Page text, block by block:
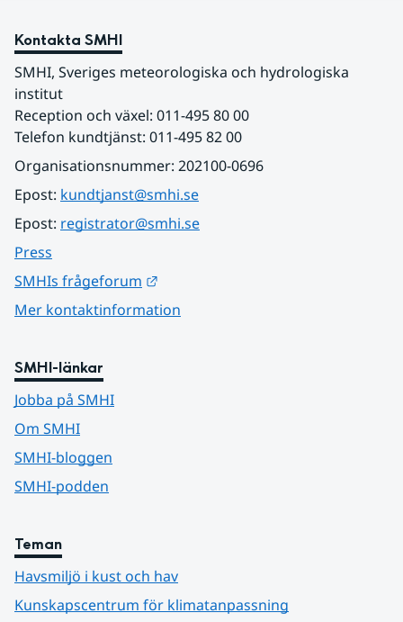
Kontakta SMHI
SMHI, Sveriges meteorologiska och hydrologiska
institut
Reception och växel: 011-495 80 00
Telefon kundtjänst: 011-495 82 00
Organisationsnummer: 202100-0696
Epost: kundtjanst@smhi.se
Epost: registrator@smhi.se
Press
SMHIs frågeforum
Mer kontaktinformation
SMHI-länkar
Jobba på SMHI
Om SMHI
SMHI-bloggen
SMHI-podden
Teman
Havsmiljö i kust och hav
Kunskapscentrum för klimatanpassning